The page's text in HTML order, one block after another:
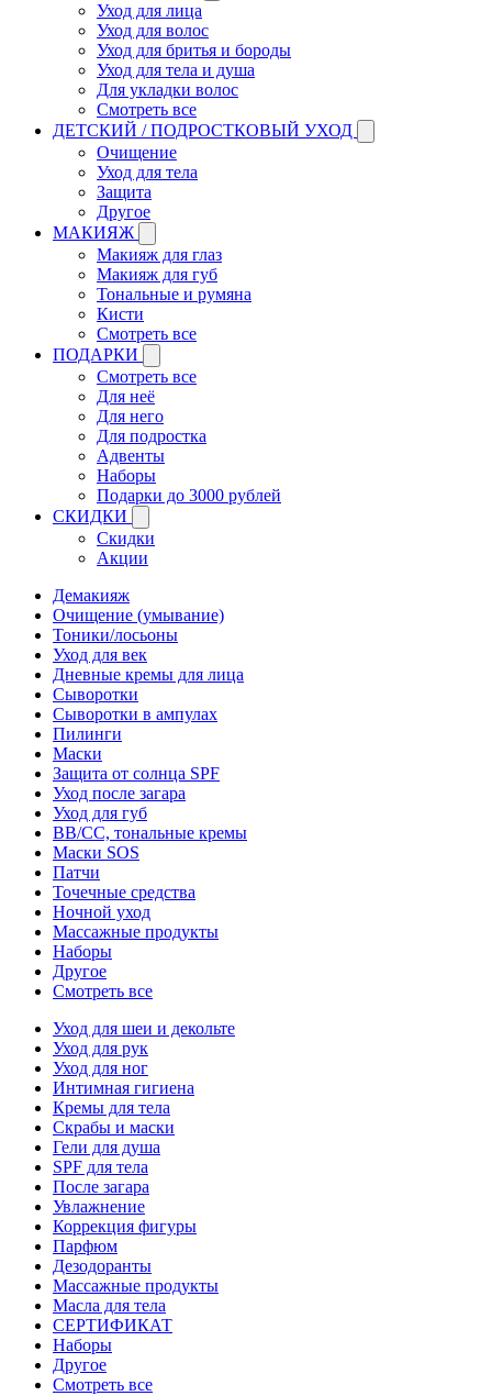
Уход для лица
Уход для волос
Уход для бритья и бороды
Уход для тела и душа
Для укладки волос
Смотреть все
ДЕТСКИЙ / ПОДРОСТКОВЫЙ УХОД
Очищение
Уход для тела
Защита
Другое
МАКИЯЖ
Макияж для глаз
Макияж для губ
Тональные и румяна
Кисти
Смотреть все
ПОДАРКИ
Смотреть все
Для неё
Для него
Для подростка
Адвенты
Наборы
Подарки до 3000 рублей
СКИДКИ
Скидки
Акции
Демакияж
Очищение (умывание)
Тоники/лосьоны
Уход для век
Дневные кремы для лица
Сыворотки
Сыворотки в ампулах
Пилинги
Маски
Защита от солнца SPF
Уход после загара
Уход для губ
BB/CC, тональные кремы
Маски SOS
Патчи
Точечные средства
Ночной уход
Массажные продукты
Наборы
Другое
Смотреть все
Уход для шеи и декольте
Уход для рук
Уход для ног
Интимная гигиена
Кремы для тела
Скрабы и маски
Гели для душа
SPF для тела
После загара
Увлажнение
Коррекция фигуры
Парфюм
Дезодоранты
Массажные продукты
Масла для тела
СЕРТИФИКАТ
Наборы
Другое
Смотреть все